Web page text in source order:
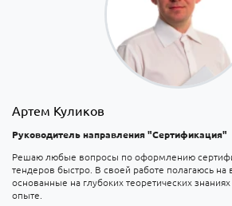
Артем Куликов
Руководитель направления "Сертификация"
Решаю любые вопросы по оформлению
тендеров быстро. В своей работе полагаюсь
основанные на глубоких теоретических
опыте.